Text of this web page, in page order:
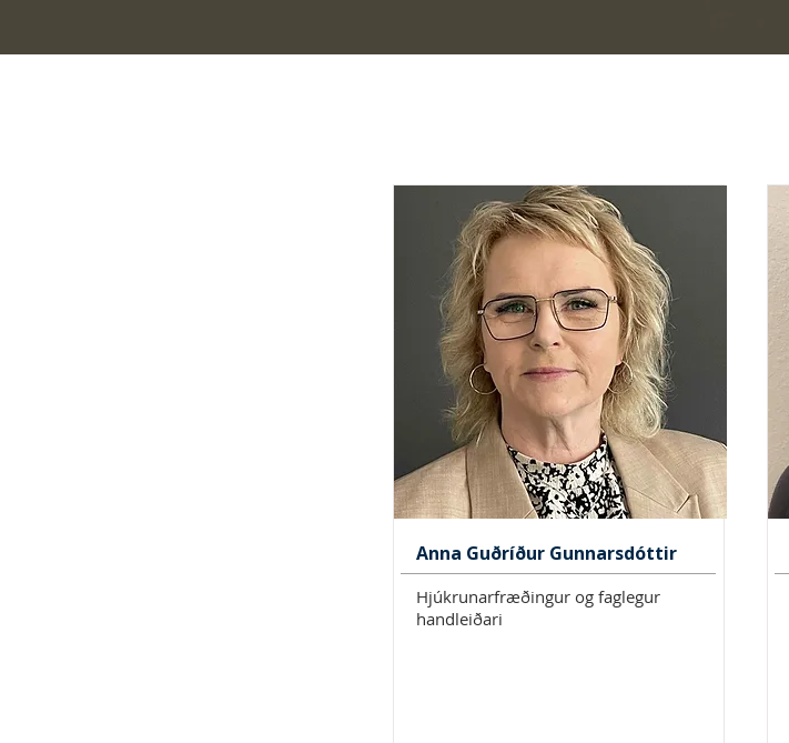
Anna Guðríður Gunnarsdóttir
Hjúkrunarfræðingur og faglegur
handleiðari